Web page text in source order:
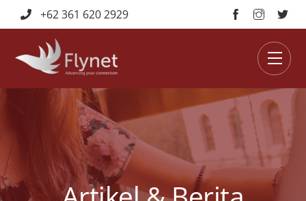
+62 361 620 2929